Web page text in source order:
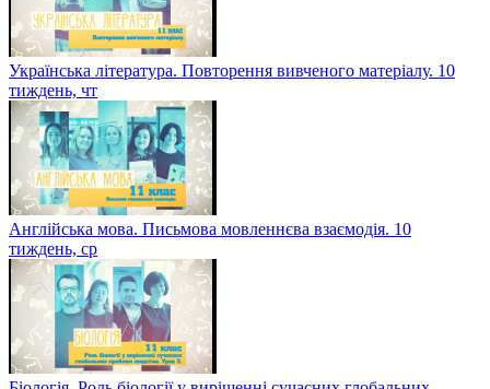
Українська література. Повторення вивченого матеріалу. 10
тиждень, чт
Англійська мова. Письмова мовленнєва взаємодія. 10
тиждень, ср